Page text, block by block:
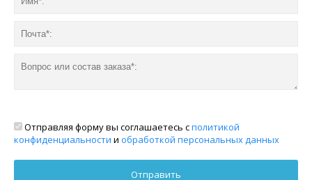
Отправляя форму вы соглашаетесь сполитикой
конфиденциальности и обработкой персональных данных